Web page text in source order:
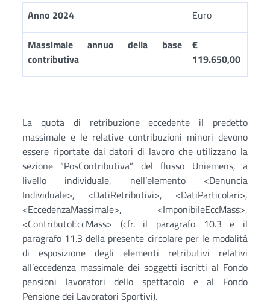
Anno 2024 Euro
Massimale annuo della base
contributiva
€
119.650,00
La quota di retribuzione eccedente il predetto
massimale e le relative contribuzioni minori devono
essere riportate dai datori di lavoro che utilizzano la
sezione “PosContributiva” del flusso Uniemens, a
livello individuale, nell’elemento <Denuncia
Individuale>, <DatiRetributivi>, <DatiParticolari>,
<EccedenzaMassimale>, <ImponibileEccMass>,
<ContributoEccMass> (cfr. il paragrafo 10.3 e il
paragrafo 11.3 della presente circolare per le modalità
di esposizione degli elementi retributivi relativi
all’eccedenza massimale dei soggetti iscritti al Fondo
pensioni lavoratori dello spettacolo e al Fondo
Pensione dei Lavoratori Sportivi).